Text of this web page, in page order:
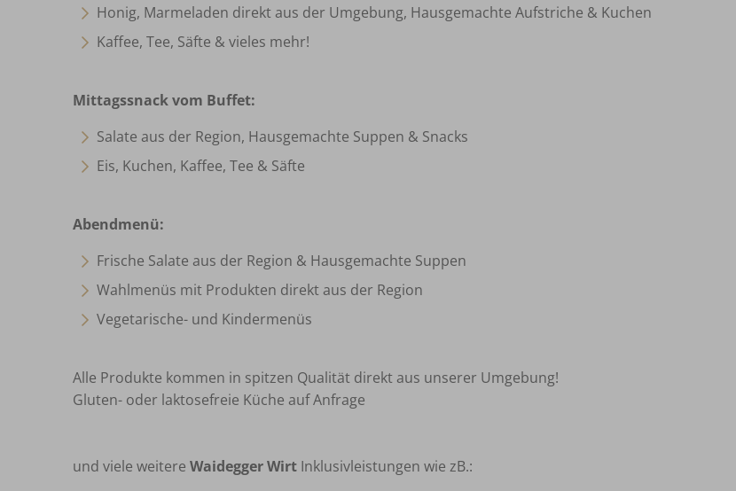
Honig, Marmeladen direkt aus der Umgebung, Hausgemachte Aufstriche & Kuchen
Kaffee, Tee, Säfte & vieles mehr!
Mittagssnack vom Buffet:
Salate aus der Region, Hausgemachte Suppen & Snacks
Eis, Kuchen, Kaffee, Tee & Säfte
Abendmenü:
Frische Salate aus der Region & Hausgemachte Suppen
Wahlmenüs mit Produkten direkt aus der Region
Vegetarische- und Kindermenüs
Alle Produkte kommen in spitzen Qualität direkt aus unserer Umgebung!
Gluten- oder laktosefreie Küche auf Anfrage
und viele weitere Waidegger Wirt Inklusivleistungen wie zB.: